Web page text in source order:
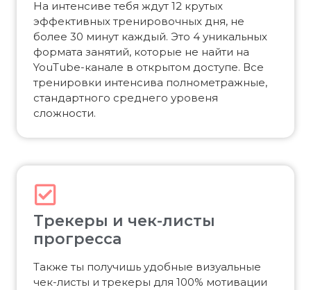
На интенсиве тебя ждут 12 крутых
эффективных тренировочных дня, не
более 30 минут каждый. Это 4 уникальных
формата занятий, которые не найти на
YouTube-канале в открытом доступе. Все
тренировки интенсива полнометражные,
стандартного среднего уровеня
сложности.
Трекеры и чек-листы
прогресса
Также ты получишь удобные визуальные
чек-листы и трекеры для 100% мотивации